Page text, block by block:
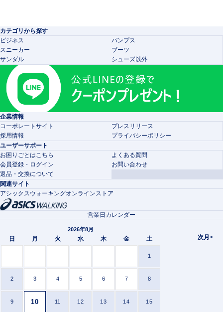
カテゴリから探す
ビジネス
パンプス
スニーカー
ブーツ
サンダル
シューズ以外
企業情報
コーポレートサイト
プレスリリース
採用情報
プライバシーポリシー
ユーザーサポート
お困りごとはこちら
よくある質問
会員登録・ログイン
お問い合わせ
返品・交換について
関連サイト
アシックスウォーキングオンラインストア
次月 >
営業日カレンダー
2026年8月
日 月 火 水 木 金 土
1
2 3 4 5 6 7 8
9 10 11 12 13 14 15